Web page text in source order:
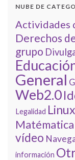
NUBE DE
Actividades
Derechos
grupo
General
Web2.0
Legalidad Linux
vídeo
información